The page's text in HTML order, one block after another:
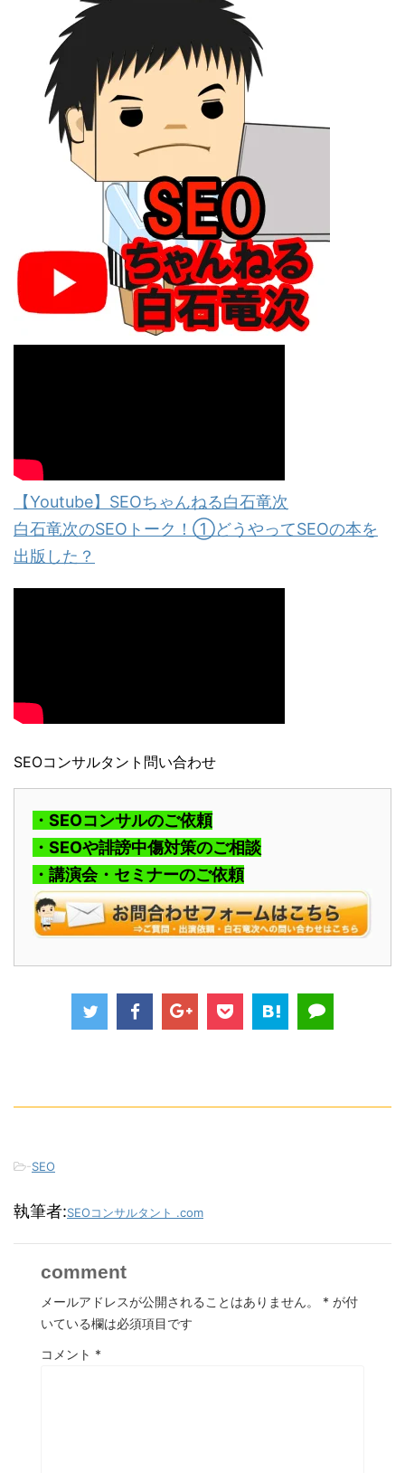
【Youtube】SEOちゃんねる白石竜次
白石竜次のSEOトーク！①どうやってSEOの本を
出版した？
SEOコンサルタント問い合わせ
・SEOコンサルのご依頼
・SEOや誹謗中傷対策のご相談
・講演会・セミナーのご依頼
-SEO
執筆者:SEOコンサルタント .com
comment
メールアドレスが公開されることはありません。 * が付
いている欄は必須項目です
コメント *